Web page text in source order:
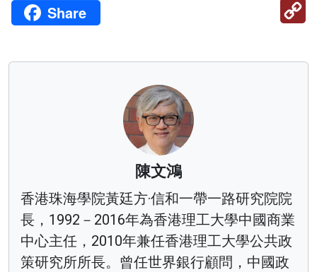
Share
陳文鴻
香港珠海學院黃廷方·信和一帶一路研究院院
長，1992－2016年為香港理工大學中國商業
中心主任，2010年兼任香港理工大學公共政
策研究所所長。曾任世界銀行顧問，中國政